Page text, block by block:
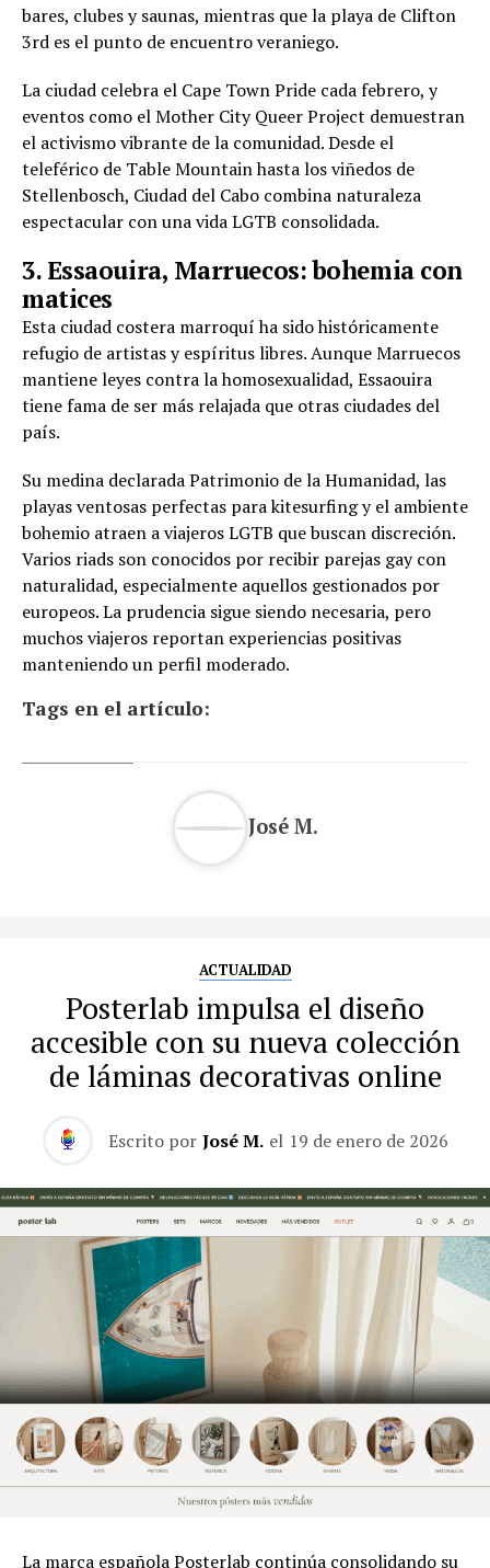
bares, clubes y saunas, mientras que la playa de Clifton
3rd es el punto de encuentro veraniego.
La ciudad celebra el Cape Town Pride cada febrero, y
eventos como el Mother City Queer Project demuestran
el activismo vibrante de la comunidad. Desde el
teleférico de Table Mountain hasta los viñedos de
Stellenbosch, Ciudad del Cabo combina naturaleza
espectacular con una vida LGTB consolidada.
3. Essaouira, Marruecos: bohemia con
matices
Esta ciudad costera marroquí ha sido históricamente
refugio de artistas y espíritus libres. Aunque Marruecos
mantiene leyes contra la homosexualidad, Essaouira
tiene fama de ser más relajada que otras ciudades del
país.
Su medina declarada Patrimonio de la Humanidad, las
playas ventosas perfectas para kitesurfing y el ambiente
bohemio atraen a viajeros LGTB que buscan discreción.
Varios riads son conocidos por recibir parejas gay con
naturalidad, especialmente aquellos gestionados por
europeos. La prudencia sigue siendo necesaria, pero
muchos viajeros reportan experiencias positivas
manteniendo un perfil moderado.
Tags en el artículo:
José M.
ACTUALIDAD
Posterlab impulsa el diseño
accesible con su nueva colección
de láminas decorativas online
Escrito por José M. el 19 de enero de 2026
La marca española Posterlab continúa consolidando su